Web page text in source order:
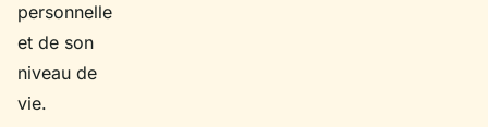
personnelle
et de son
niveau de
vie.